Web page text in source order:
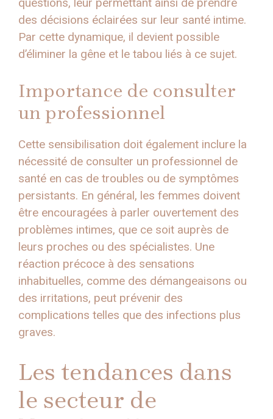
des décisions éclairées sur leur santé intime.
Par cette dynamique, il devient possible
d’éliminer la gêne et le tabou liés à ce sujet.
Importance de consulter
un professionnel
Cette sensibilisation doit également inclure la
nécessité de consulter un professionnel de
santé en cas de troubles ou de symptômes
persistants. En général, les femmes doivent
être encouragées à parler ouvertement des
problèmes intimes, que ce soit auprès de
leurs proches ou des spécialistes. Une
réaction précoce à des sensations
inhabituelles, comme des démangeaisons ou
des irritations, peut prévenir des
complications telles que des infections plus
graves.
Les tendances dans
le secteur de